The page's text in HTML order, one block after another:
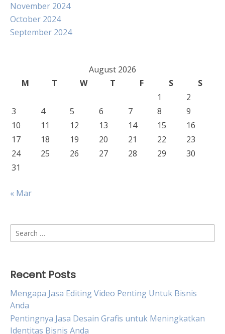
November 2024
October 2024
September 2024
August 2026
M
T W T F S
S
1
2
3
4 5 6 7 8
9
10
11 12 13 14 15
16
17
18 19 20 21 22
23
24
25 26 27 28 29
30
31
« Mar
Search
for:
Recent Posts
Mengapa Jasa Editing Video Penting Untuk Bisnis
Anda
Pentingnya Jasa Desain Grafis untuk Meningkatkan
Identitas Bisnis Anda